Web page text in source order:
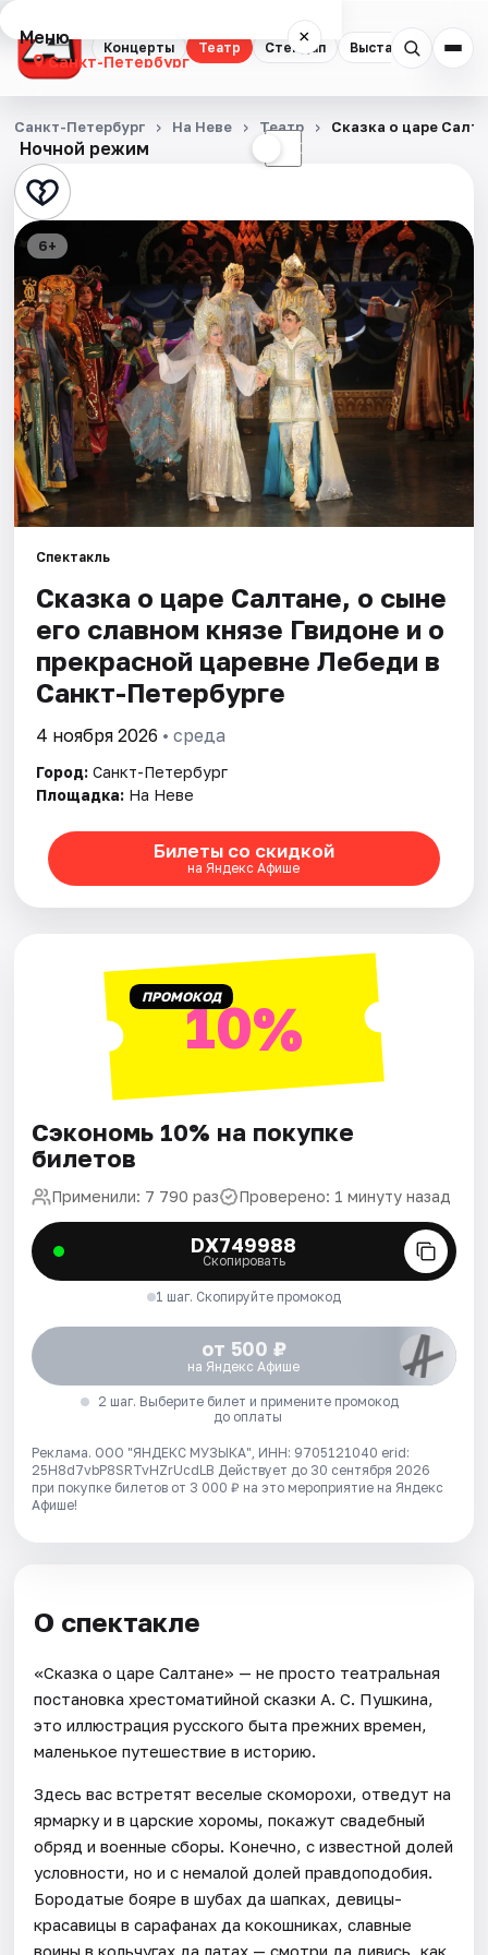
Концерты Театр Стендап Выставки
Меню ×
Санкт-Петербург
Концерты
Театр
Стендап
Выставки
Квесты
Экскурсии
Спорт
События
Площадки
Артисты
Рейтинги
Ночной режим ☾
Санкт-Петербург На Неве Театр Сказка о царе
6+
Спектакль
Сказка о царе Салтане, о сыне
его славном князе Гвидоне и о
прекрасной царевне Лебеди в
Санкт-Петербурге
4 ноября 2026 • среда
Город: Санкт-Петербург
Площадка: На Неве
Билеты со скидкой
на Яндекс Афише
ПРОМОКОД10%
Сэкономь 10% на покупке
билетов
Применили: 7 790 раз Проверено: 1 минуту назад
DX749988
Скопировать
1 шаг. Скопируйте промокод
от 500 ₽
на Яндекс Афише
2 шаг. Выберите билет и примените промокод
до оплаты
Реклама. ООО "ЯНДЕКС МУЗЫКА", ИНН: 9705121040 erid:
25H8d7vbP8SRTvHZrUcdLB Действует до 30 сентября 2026
при покупке билетов от 3 000 ₽ на это мероприятие на Яндекс
Афише!
О спектакле
«Сказка о царе Салтане» — не просто театральная
постановка хрестоматийной сказки А. С. Пушкина,
это иллюстрация русского быта прежних времен,
маленькое путешествие в историю.
Здесь вас встретят веселые скоморохи, отведут на
ярмарку и в царские хоромы, покажут свадебный
обряд и военные сборы. Конечно, с известной долей
условности, но и с немалой долей правдоподобия.
Бородатые бояре в шубах да шапках, девицы-
красавицы в сарафанах да кокошниках, славные
воины в кольчугах да латах — смотри да дивись, как